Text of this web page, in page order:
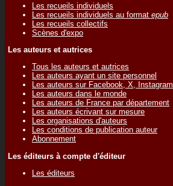
Les recueils individuels
Les recueils individuels au format epub
Les recueils collectifs
Scènes d'expo
Les auteurs et autrices
Tous les auteurs et autrices
Les auteurs ayant un site personnel
Les auteurs sur Facebook, X, Instagram
Les auteurs dans le monde
Les auteurs de France par département
Les auteurs écrivant sur mesure
Les organisations d'auteurs
Les conditions de publication auteur
Abonnement
Les éditeurs à compte d'éditeur
Les éditeurs